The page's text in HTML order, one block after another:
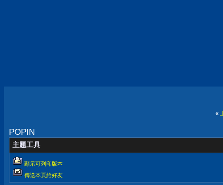
«
POPIN
主題工具
顯示可列印版本
傳送本頁給好友